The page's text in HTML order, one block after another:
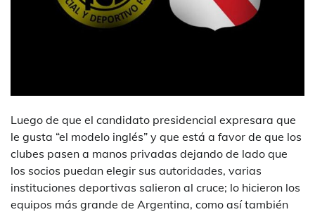
Luego de que el candidato presidencial expresara que
le gusta “el modelo inglés” y que está a favor de que los
clubes pasen a manos privadas dejando de lado que
los socios puedan elegir sus autoridades, varias
instituciones deportivas salieron al cruce; lo hicieron los
equipos más grande de Argentina, como así también